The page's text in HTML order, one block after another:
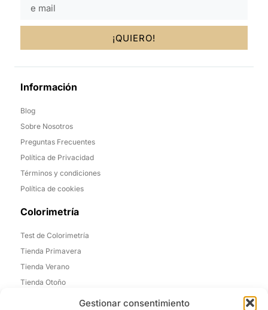
Gestionar consentimiento
¡QUIERO!
Información
Blog
Sobre Nosotros
Preguntas Frecuentes
Política de Privacidad
Términos y condiciones
Política de cookies
Colorimetría
Test de Colorimetría
Tienda Primavera
Tienda Verano
Tienda Otoño